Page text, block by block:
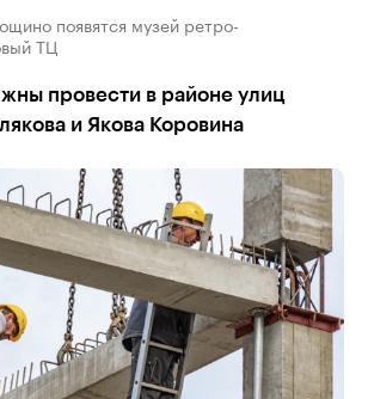
появятся музей ретро-
ТЦ
провести в районе улиц
и Якова Коровина